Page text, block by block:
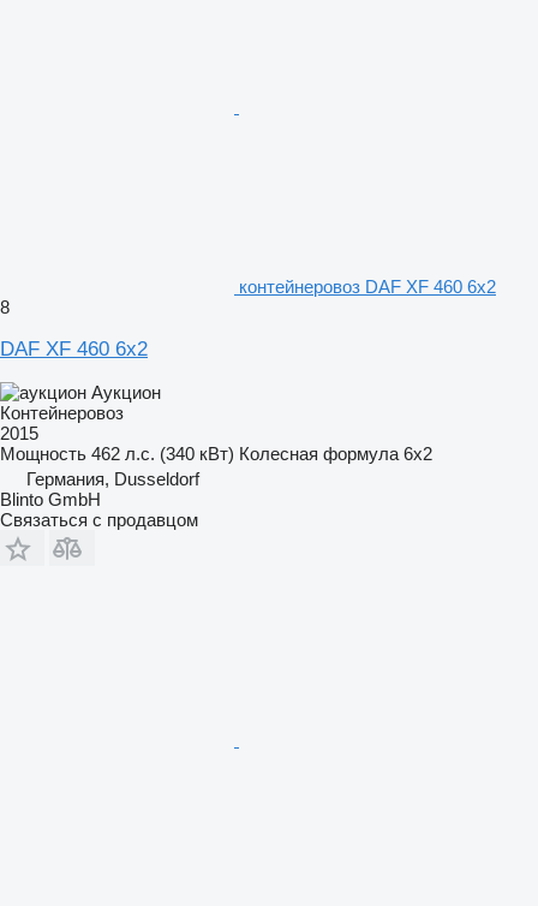
контейнеровоз DAF XF 460 6x2
8
DAF XF 460 6x2
Аукцион
Контейнеровоз
2015
Мощность 462 л.с. (340 кВт) Колесная формула 6x2
Германия, Dusseldorf
Blinto GmbH
Связаться с продавцом